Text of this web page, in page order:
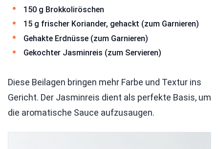
150 g Brokkoliröschen
15 g frischer Koriander, gehackt (zum Garnieren)
Gehakte Erdnüsse (zum Garnieren)
Gekochter Jasminreis (zum Servieren)
Diese Beilagen bringen mehr Farbe und Textur ins
Gericht. Der Jasminreis dient als perfekte Basis, um
die aromatische Sauce aufzusaugen.